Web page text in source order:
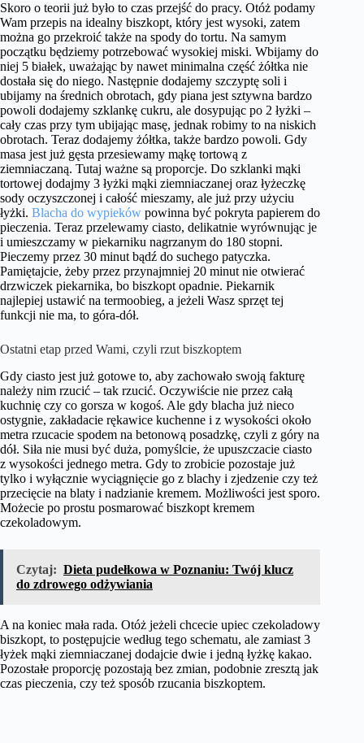
Skoro o teorii już było to czas przejść do pracy. Otóż podamy
Wam przepis na idealny biszkopt, który jest wysoki, zatem
można go przekroić także na spody do tortu. Na samym
początku będziemy potrzebować wysokiej miski. Wbijamy do
niej 5 białek, uważając by nawet minimalna część żółtka nie
dostała się do niego. Następnie dodajemy szczyptę soli i
ubijamy na średnich obrotach, gdy piana jest sztywna bardzo
powoli dodajemy szklankę cukru, ale dosypując po 2 łyżki –
cały czas przy tym ubijając masę, jednak robimy to na niskich
obrotach. Teraz dodajemy żółtka, także bardzo powoli. Gdy
masa jest już gęsta przesiewamy mąkę tortową z
ziemniaczaną. Tutaj ważne są proporcje. Do szklanki mąki
tortowej dodajmy 3 łyżki mąki ziemniaczanej oraz łyżeczkę
sody oczyszczonej i całość mieszamy, ale już przy użyciu
łyżki. Blacha do wypieków powinna być pokryta papierem do
pieczenia. Teraz przelewamy ciasto, delikatnie wyrównując je
i umieszczamy w piekarniku nagrzanym do 180 stopni.
Pieczemy przez 30 minut bądź do suchego patyczka.
Pamiętajcie, żeby przez przynajmniej 20 minut nie otwierać
drzwiczek piekarnika, bo biszkopt opadnie. Piekarnik
najlepiej ustawić na termoobieg, a jeżeli Wasz sprzęt tej
funkcji nie ma, to góra-dół.
Ostatni etap przed Wami, czyli rzut biszkoptem
Gdy ciasto jest już gotowe to, aby zachowało swoją fakturę
należy nim rzucić – tak rzucić. Oczywiście nie przez całą
kuchnię czy co gorsza w kogoś. Ale gdy blacha już nieco
ostygnie, zakładacie rękawice kuchenne i z wysokości około
metra rzucacie spodem na betonową posadzkę, czyli z góry na
dół. Siła nie musi być duża, pomyślcie, że upuszczacie ciasto
z wysokości jednego metra. Gdy to zrobicie pozostaje już
tylko i wyłącznie wyciągnięcie go z blachy i zjedzenie czy też
przecięcie na blaty i nadzianie kremem. Możliwości jest sporo.
Możecie po prostu posmarować biszkopt kremem
czekoladowym.
Czytaj: Dieta pudełkowa w Poznaniu: Twój klucz
do zdrowego odżywiania
A na koniec mała rada. Otóż jeżeli chcecie upiec czekoladowy
biszkopt, to postępujcie według tego schematu, ale zamiast 3
łyżek mąki ziemniaczanej dodajcie dwie i jedną łyżkę kakao.
Pozostałe proporcję pozostają bez zmian, podobnie zresztą jak
czas pieczenia, czy też sposób rzucania biszkoptem.